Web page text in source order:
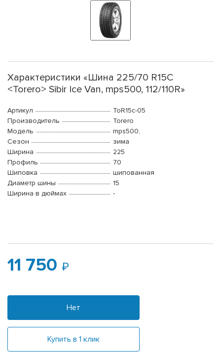
Характеристики «Шина 225/70 R15C
<Torero> Sibir Ice Van, mps500, 112/110R»
Артикул
ToR15c-05
Производитель
Torero
Модель
mps500,
Сезон
зима
Ширина
225
Профиль
70
Шиповка
шипованная
Диаметр шины
15
Ширина в дюймах
-
11 750
Нет
Купить в 1 клик